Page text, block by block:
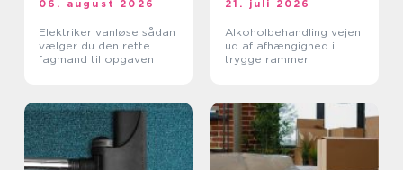
06. august 2026
Elektriker vanløse sådan
vælger du den rette
fagmand til opgaven
21. juli 2026
Alkoholbehandling vejen
ud af afhængighed i
trygge rammer